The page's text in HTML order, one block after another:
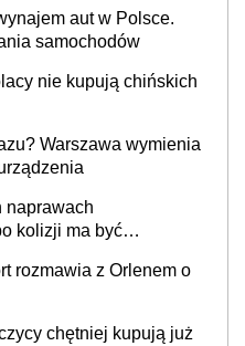
aut w Polsce.
samochodów
nie kupują chińskich
Warszawa wymienia
naprawach
kolizji ma być
rozmawia z Orlenem o
chętniej kupują już